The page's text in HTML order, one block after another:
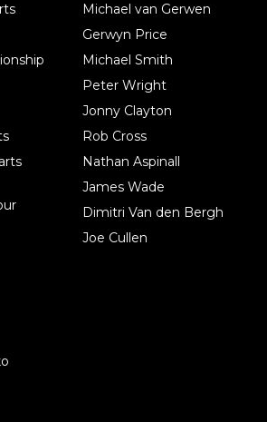
Michael van Gerwen
Gerwyn Price
Michael Smith
Peter Wright
Jonny Clayton
Rob Cross
Nathan Aspinall
James Wade
Dimitri Van den Bergh
Joe Cullen